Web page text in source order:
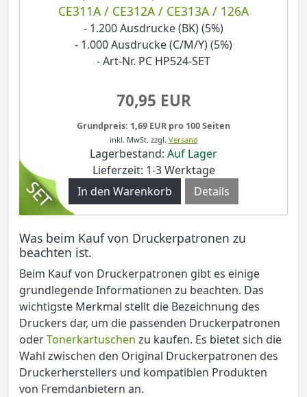
CE311A / CE312A / CE313A / 126A
- 1.200 Ausdrucke (BK) (5%)
- 1.000 Ausdrucke (C/M/Y) (5%)
- Art-Nr. PC HP524-SET
70,95 EUR
Grundpreis: 1,69 EUR pro 100 Seiten
inkl. MwSt. zzgl. Versand
Lagerbestand: Auf Lager
Lieferzeit: 1-3 Werktage
Details
Was beim Kauf von Druckerpatronen zu
beachten ist.
Beim Kauf von Druckerpatronen gibt es einige
grundlegende Informationen zu beachten. Das
wichtigste Merkmal stellt die Bezeichnung des
Druckers dar, um die passenden Druckerpatronen
oderTonerkartuschen zu kaufen. Es bietet sich die
Wahl zwischen den Original Druckerpatronen des
Druckerherstellers und kompatiblen Produkten
von Fremdanbietern an.